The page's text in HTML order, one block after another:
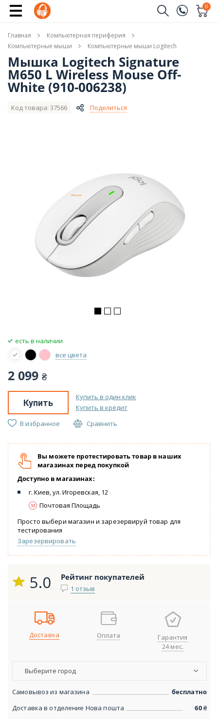
(096)
(044)
0
Имя
Телефон
Главная
Компьютерная периферия
Компьютерные мыши
Компьютерные мыши Logitech
Мышка Logitech Signature
M650 L Wireless Mouse Off-
White (910-006238)
Код товара: 37566 Поделиться
есть в наличии
все цвета
2 099 ₴
Купить
Купить в один клик
Купить в кредит
В избранное
Сравнить
Вы можете протестировать товар в наших
магазинах перед покупкой
Доступно в магазинах:
г. Киев, ул. Игоревская, 12
Почтовая Площадь
Просто выбери магазин и зарезервируй товар для
тестирования
Зарезервировать
5.0 Рейтинг покупателей
1 отзыв
Доставка Оплата
Гарантия
24 мес.
Выберите город
Самовывоз из магазина
бесплатно
Доставка в отделение Нова пошта
60₴
Купить